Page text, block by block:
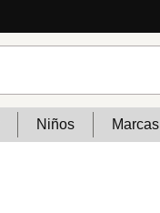
Niños Marcas